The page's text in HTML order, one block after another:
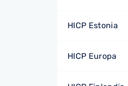
HICP Estonia
HICP Europa